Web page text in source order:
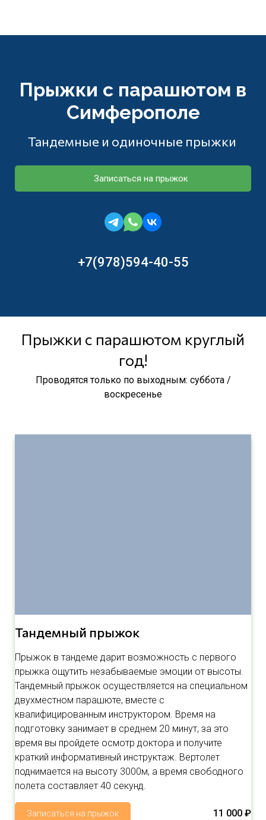
Прыжки с парашютом в
Симферополе
Тандемные и одиночные прыжки
Записаться на прыжок
+7(978)594-40-55
Прыжки с парашютом круглый
год!
Проводятся только по выходным: суббота /
воскресенье
Тандемный прыжок
Прыжок в тандеме дарит возможность с первого
прыжка ощутить незабываемые эмоции от высоты.
Тандемный прыжок осуществляется на специальном
двухместном парашюте, вместе с
квалифицированным инструктором. Время на
подготовку занимает в среднем 20 минут, за это
время вы пройдете осмотр доктора и получите
краткий информативный инструктаж. Вертолет
поднимается на высоту 3000м, а время свободного
полета составляет 40 секунд.
Записаться на прыжок 11 000 ₽